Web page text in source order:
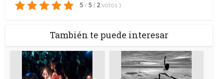
5/ 5 (2votos )
También te puede interesar